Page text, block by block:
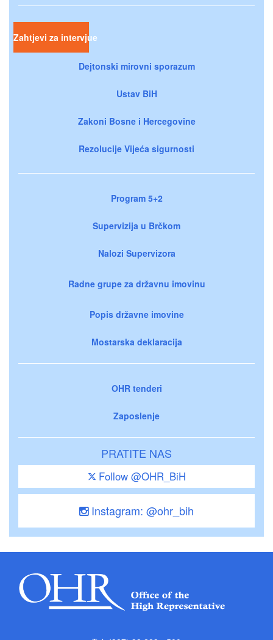
Zahtjevi za intervjue
Dejtonski mirovni sporazum
Ustav BiH
Zakoni Bosne i Hercegovine
Rezolucije Vijeća sigurnosti
Program 5+2
Supervizija u Brčkom
Nalozi Supervizora
Radne grupe za državnu imovinu
Popis državne imovine
Mostarska deklaracija
OHR tenderi
Zaposlenje
PRATITE NAS
Follow @OHR_BiH
Instagram: @ohr_bih